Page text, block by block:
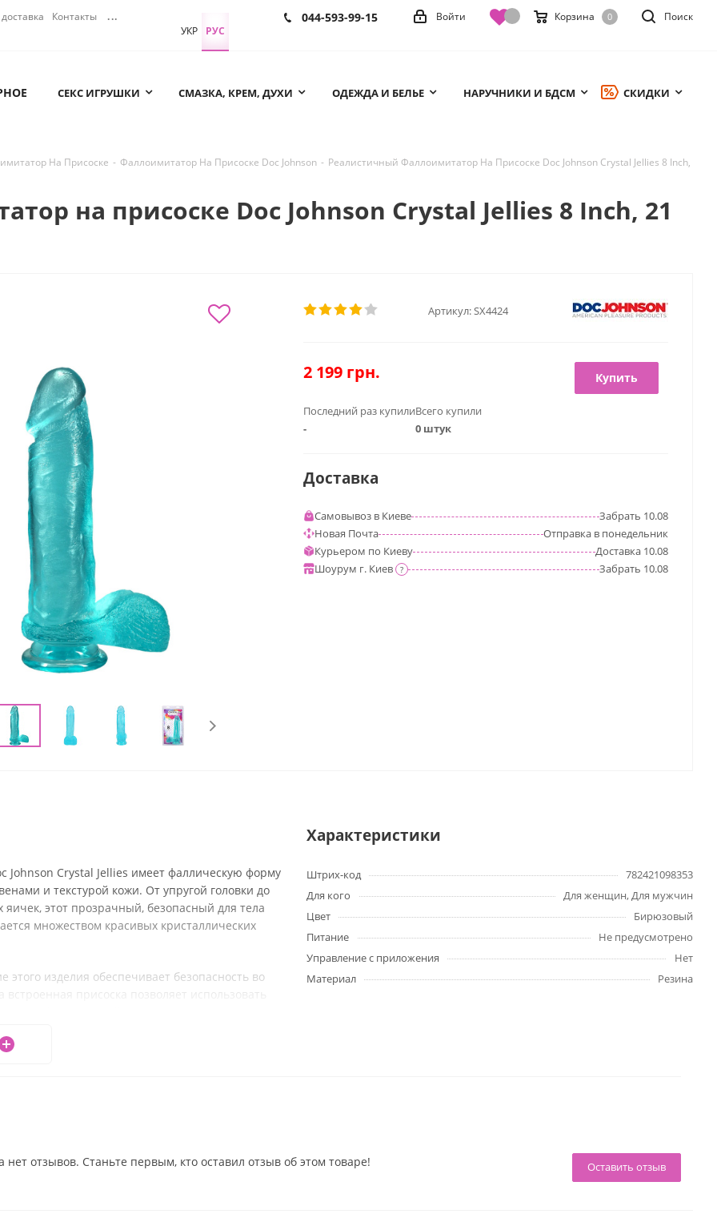
Контакты ... Поиск
Корзина 0
Войти
044-593-99-15
УКР РУС
СЕКС ИГРУШКИ СМАЗКА, КРЕМ, ДУХИ ОДЕЖДА И БЕЛЬЕ НАРУЧНИКИ И БДСМ СКИДКИ
На Присоске - Фаллоимитатор На Присоске Doc Johnson - Реалистичный Фаллоимитатор На Присоске Doc Johnson Crystal Jellies 8 Inch,
на присоске Doc Johnson Crystal Jellies 8 Inch, 21
Артикул: SX4424
2 199 грн. Купить
Последний раз купили
-
Всего купили
0 штук
Доставка
Самовывоз в Киеве Забрать 10.08
Новая Почта
Отправка в понедельник
Курьером по Киеву
Доставка 10.08
Шоурум г. Киев
? Забрать 10.08
Johnson Crystal Jellies имеет фаллическую форму
и текстурой кожи. От упругой головки до
яичек, этот прозрачный, безопасный для тела
множеством красивых кристаллических
этого изделия обеспечивает безопасность во
с настоящего эрегированного пениса
для использования без рук
Характеристики
Штрих-код
782421098353
Для кого
Для женщин, Для мужчин
Цвет
Бирюзовый
Питание
Не предусмотрено
Управление с приложения
Нет
Материал
Резина
Оставить отзыв
нет отзывов. Станьте первым, кто оставил отзыв об этом товаре!